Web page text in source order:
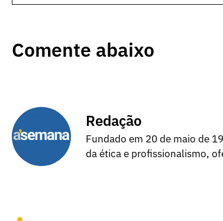
Comente abaixo
Redação
Fundado em 20 de maio de
da ética e profissionalismo,